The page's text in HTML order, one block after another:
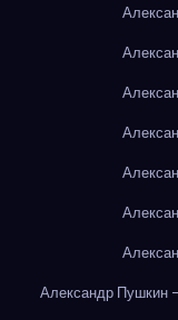
Александр Пушкин